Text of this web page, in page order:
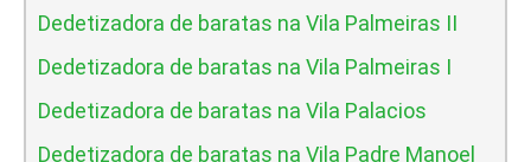
Dedetizadora de baratas na Vila Palmeiras II
Dedetizadora de baratas na Vila Palmeiras I
Dedetizadora de baratas na Vila Palacios
Dedetizadora de baratas na Vila Padre Manoel